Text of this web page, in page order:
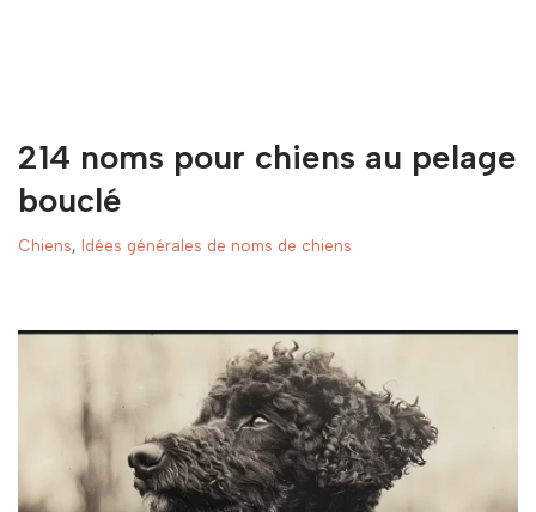
214 noms pour chiens au pelage
bouclé
Chiens, Idées générales de noms de chiens